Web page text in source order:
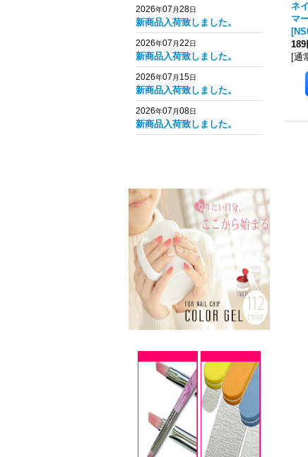
2026年07 月28日
新商品入荷致しました。
2026年07 月22日
新商品入荷致しました。
2026年07 月 15日
新商品入荷致しました。
2026年07 月08日
新商品入荷致しました。
ネ
マ
[
189
[通